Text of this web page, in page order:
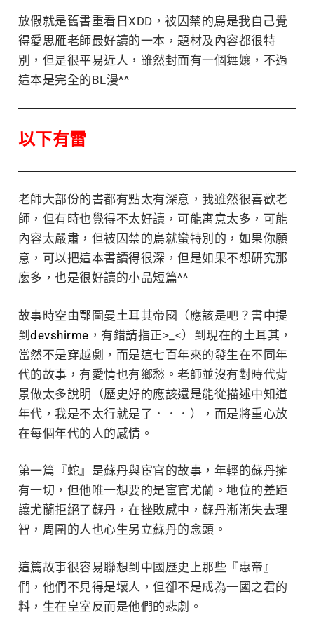
放假就是舊書重看日XDD，被囚禁的鳥是我自己覺
得愛思雁老師最好讀的一本，題材及內容都很特
別，但是很平易近人，雖然封面有一個舞孃，不過
這本是完全的BL漫^^
以下有雷
老師大部份的書都有點太有深意，我雖然很喜歡老
師，但有時也覺得不太好讀，可能寓意太多，可能
內容太嚴肅，但被囚禁的鳥就蠻特別的，如果你願
意，可以把這本書讀得很深，但是如果不想研究那
麼多，也是很好讀的小品短篇^^
故事時空由鄂圖曼土耳其帝國（應該是吧？書中提
到 devshirme ，有錯請指正>_<）到現在的土耳其，
當然不是穿越劇，而是這七百年來的發生在不同年
代的故事，有愛情也有鄉愁。老師並沒有對時代背
景做太多說明（歷史好的應該還是能從描述中知道
年代，我是不太行就是了．．．），而是將重心放
在每個年代的人的感情。
第一篇『蛇』是蘇丹與宦官的故事，年輕的蘇丹擁
有一切，但他唯一想要的是宦官尤蘭。地位的差距
讓尤蘭拒絕了蘇丹，在挫敗感中，蘇丹漸漸失去理
智，周圍的人也心生另立蘇丹的念頭。
這篇故事很容易聯想到中國歷史上那些『惠帝』
們，他們不見得是壞人，但卻不是成為一國之君的
料，生在皇室反而是他們的悲劇。